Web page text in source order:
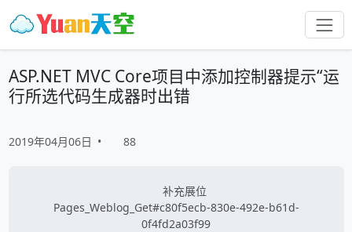
ASP.NET MVC Core项目中添加控制器提示“运
行所选代码生成器时出错
2019年04月06日 • 88
补充展位
Pages_Weblog_Get#c80f5ecb-830e-492e-b61d-
0f4fd2a03f99